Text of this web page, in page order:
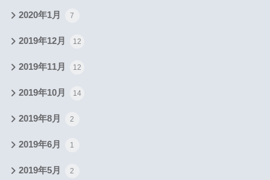
2020年1月 7
2019年12月 12
2019年11月 12
2019年10月 14
2019年8月 2
2019年6月 1
2019年5月 2